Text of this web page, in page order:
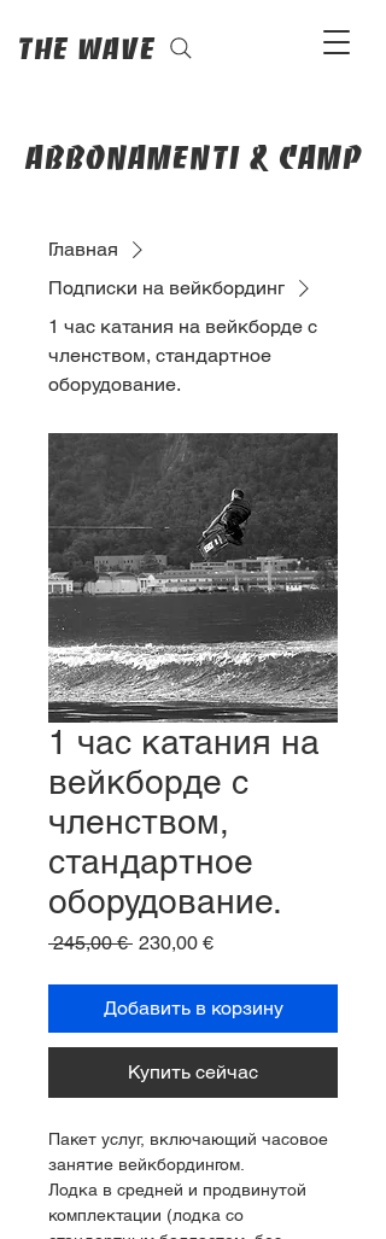
The Wave
abbonamenti & camp
Главная
Подписки на вейкбординг
1 час катания на вейкборде с
членством, стандартное
оборудование.
1 час катания на
вейкборде с
членством,
стандартное
оборудование.
245,00 € Обычная
230,00 €Спеццена
Добавить в корзину
Купить сейчас
Пакет услуг, включающий часовое
занятие вейкбордингом.
Лодка в средней и продвинутой
комплектации (лодка со